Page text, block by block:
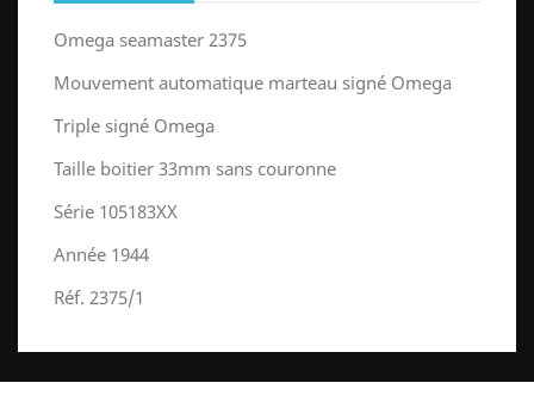
Omega seamaster 2375
Mouvement automatique marteau signé Omega
Triple signé Omega
Taille boitier 33mm sans couronne
Série 105183XX
Année 1944
Réf. 2375/1